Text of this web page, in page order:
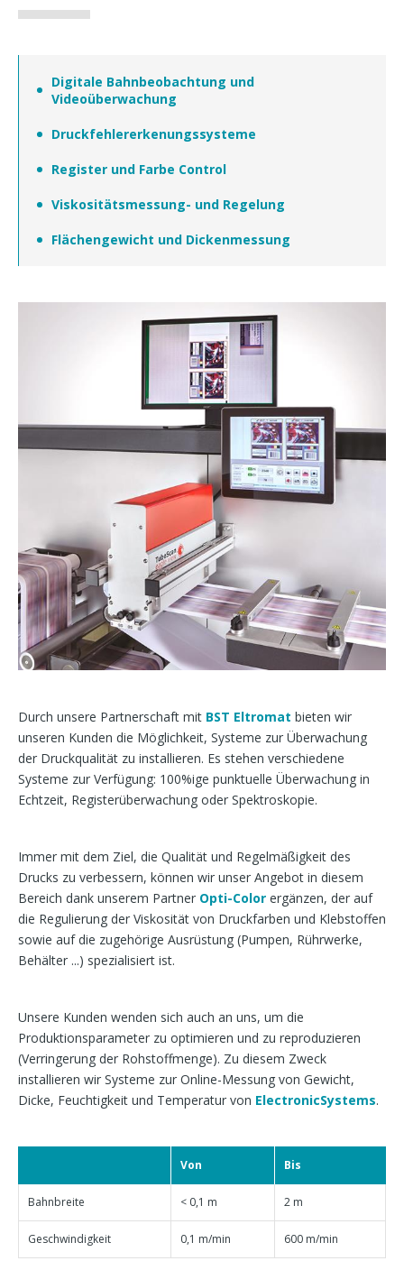
Maschinen - Comexi
Kontakt
Digitale Bahnbeobachtung und
Videoüberwachung
Druckfehlererkenungssysteme
Register und Farbe Control
Viskositätsmessung- und Regelung
Flächengewicht und Dickenmessung
Durch unsere Partnerschaft mit BST Eltromat bieten wir
unseren Kunden die Möglichkeit, Systeme zur Überwachung
der Druckqualität zu installieren. Es stehen verschiedene
Systeme zur Verfügung: 100%ige punktuelle Überwachung in
Echtzeit, Registerüberwachung oder Spektroskopie.
Immer mit dem Ziel, die Qualität und Regelmäßigkeit des
Drucks zu verbessern, können wir unser Angebot in diesem
Bereich dank unserem Partner Opti-Color ergänzen, der auf
die Regulierung der Viskosität von Druckfarben und Klebstoffen
sowie auf die zugehörige Ausrüstung (Pumpen, Rührwerke,
Behälter ...) spezialisiert ist.
Unsere Kunden wenden sich auch an uns, um die
Produktionsparameter zu optimieren und zu reproduzieren
(Verringerung der Rohstoffmenge). Zu diesem Zweck
installieren wir Systeme zur Online-Messung von Gewicht,
Dicke, Feuchtigkeit und Temperatur von ElectronicSystems.
Von Bis
Bahnbreite < 0,1 m 2 m
Geschwindigkeit 0,1 m/min 600 m/min